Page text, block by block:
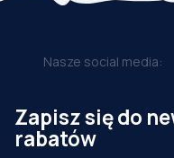
Nasze social media:
Zapisz się do
rabatów